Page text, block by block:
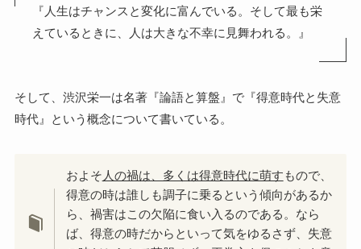
『人生はチャンスと変化に富んでいる。そして最も栄
えているときに、人は大きな不幸に見舞われる。』
そして、渋沢栄一は名著『論語と算盤』で『得意時代と失意
時代』という概念について書いている。
およそ 人の禍は、多くは得意時代に萌す もので、
得意の時は誰しも調子に乗るという傾向があるか
ら、禍害はこの欠陥に食い入るのである。なら
ば、得意の時だからといって気をゆるさず、失意